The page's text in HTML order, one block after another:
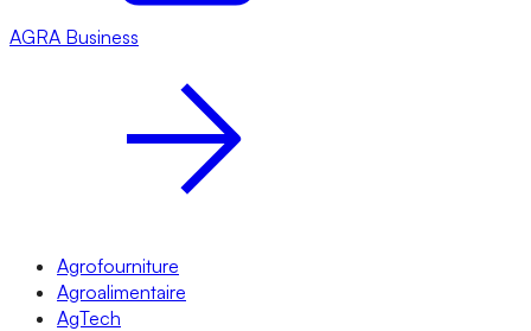
AGRA Business
Agrofourniture
Agroalimentaire
AgTech